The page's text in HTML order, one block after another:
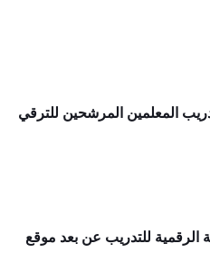
المعلمين المرشحين للترقي
الرقمية للتدريب عن بعد موقع